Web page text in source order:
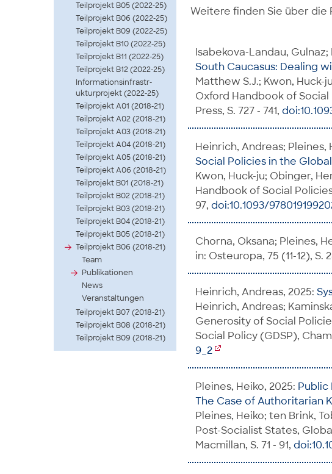
Teilprojekt B05 (2022-25)
Teilprojekt B06 (2022-25)
Teilprojekt B09 (2022-25)
Teilprojekt B10 (2022-25)
Teilprojekt B11 (2022-25)
Teilprojekt B12 (2022-25)
Infor­matio­nsinf­rastr­
uktur­proje­kt (2022-25)
Teilprojekt A01 (2018-21)
Teilprojekt A02 (2018-21)
Teilprojekt A03 (2018-21)
Teilprojekt A04 (2018-21)
Teilprojekt A05 (2018-21)
Teilprojekt A06 (2018-21)
Teilprojekt B01 (2018-21)
Teilprojekt B02 (2018-21)
Teilprojekt B03 (2018-21)
Teilprojekt B04 (2018-21)
Teilprojekt B05 (2018-21)
Teilprojekt B06 (2018-21)
Team
Publikationen
News
Veranstaltungen
Teilprojekt B07 (2018-21)
Teilprojekt B08 (2018-21)
Teilprojekt B09 (2018-21)
Weitere finden Sie über die
Isabekova-Landau, Gulnaz;
South Caucasus: Dealing
Matthew S.J.; Kwon,
Oxford Handbook of
Press, S. 727 - 741,
Heinrich, Andreas; Pleines,
Social Policies in the
Kwon, Huck-ju; Obinger,
Handbook of Social
97, doi:10.1093/
Chorna, Oksana; Pleines,
in: Osteuropa, 75 (11-12), S.
Heinrich, Andreas, 2025:
Heinrich, Andreas;
Generosity of Social
Social Policy (GDSP),
9_2
Pleines, Heiko, 2025: Public
The Case of Authoritarian
Pleines, Heiko; ten Brink,
Post-Socialist States,
Macmillan, S. 71 - 91,